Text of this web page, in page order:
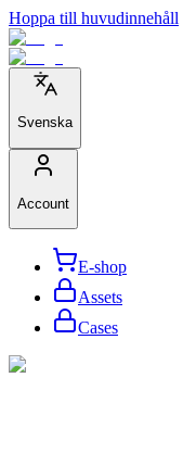
Hoppa till huvudinnehåll
Svenska
Account
E-shop
Assets
Cases